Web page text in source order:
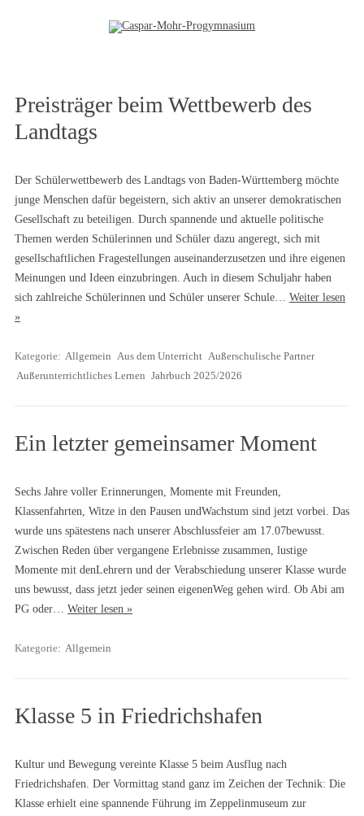
Preisträger beim Wettbewerb des
Landtags
Der Schülerwettbewerb des Landtags von Baden-Württemberg möchte
junge Menschen dafür begeistern, sich aktiv an unserer demokratischen
Gesellschaft zu beteiligen. Durch spannende und aktuelle politische
Themen werden Schülerinnen und Schüler dazu angeregt, sich mit
gesellschaftlichen Fragestellungen auseinanderzusetzen und ihre eigenen
Meinungen und Ideen einzubringen. Auch in diesem Schuljahr haben
sich zahlreiche Schülerinnen und Schüler unserer Schule… Weiter lesen
»
Kategorie: Allgemein Aus dem Unterricht Außerschulische Partner
Außerunterrichtliches Lernen Jahrbuch 2025/2026
Ein letzter gemeinsamer Moment
Sechs Jahre voller Erinnerungen, Momente mit Freunden,
Klassenfahrten, Witze in den Pausen undWachstum sind jetzt vorbei. Das
wurde uns spätestens nach unserer Abschlussfeier am 17.07bewusst.
Zwischen Reden über vergangene Erlebnisse zusammen, lustige
Momente mit denLehrern und der Verabschiedung unserer Klasse wurde
uns bewusst, dass jetzt jeder seinen eigenenWeg gehen wird. Ob Abi am
PG oder… Weiter lesen »
Kategorie: Allgemein
Klasse 5 in Friedrichshafen
Kultur und Bewegung vereinte Klasse 5 beim Ausflug nach
Friedrichshafen. Der Vormittag stand ganz im Zeichen der Technik: Die
Klasse erhielt eine spannende Führung im Zeppelinmuseum zur